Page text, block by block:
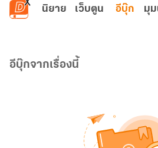
ข้ามไปยังเนื้อหาหลัก
นิยาย เว็บตูน อีบุ๊ก มุ
อีบุ๊กจากเรื่องนี้